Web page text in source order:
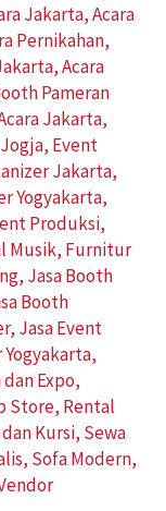
Jakarta,Acara
Pernikahan,
,Acara
Pameran
Jakarta,
, Event
Jakarta,
Yogyakarta,
Produksi,
Musik, Furnitur
, Jasa Booth
Booth
, Jasa Event
Yogyakarta,
Expo,
Store, Rental
Kursi, Sewa
, Sofa Modern,